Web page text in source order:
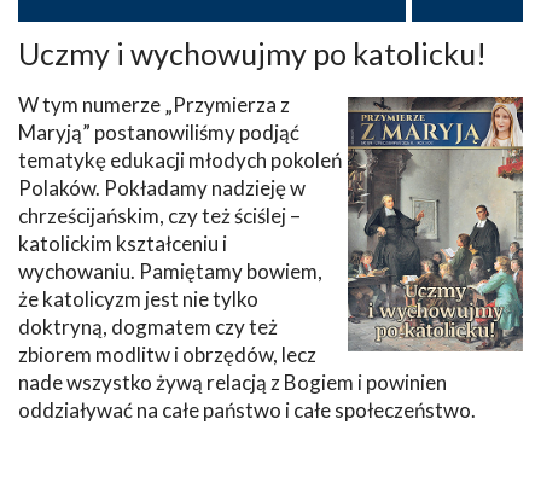
Uczmy i wychowujmy po katolicku!
W tym numerze „Przymierza z
Maryją” postanowiliśmy podjąć
tematykę edukacji młodych pokoleń
Polaków. Pokładamy nadzieję w
chrześcijańskim, czy też ściślej –
katolickim kształceniu i
wychowaniu. Pamiętamy bowiem,
że katolicyzm jest nie tylko
doktryną, dogmatem czy też
zbiorem modlitw i obrzędów, lecz
nade wszystko żywą relacją z Bogiem i powinien
oddziaływać na całe państwo i całe społeczeństwo.